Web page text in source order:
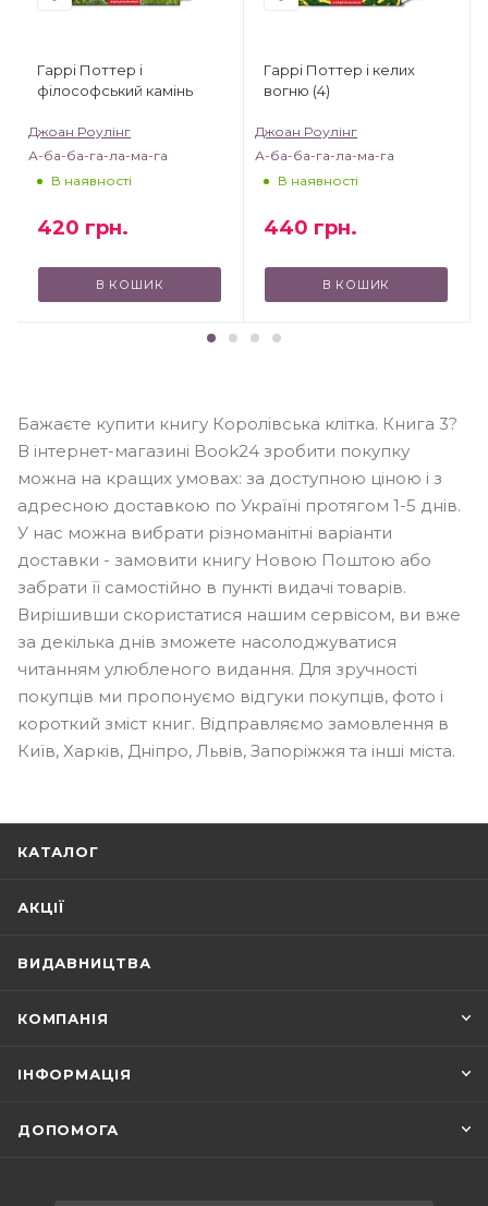
Гаррі Поттер і
філософський камінь
Джоан Роулінг
А-ба-ба-га-ла-ма-га
В наявності
420 грн.
В КОШИК
Гаррі Поттер і келих
вогню (4)
Джоан Роулінг
А-ба-ба-га-ла-ма-га
В наявності
440 грн.
В КОШИК
Бажаєте купити книгу Королівська клітка. Книга 3?
В інтернет-магазині Book24 зробити покупку
можна на кращих умовах: за доступною ціною і з
адресною доставкою по Україні протягом 1-5 днів.
У нас можна вибрати різноманітні варіанти
доставки - замовити книгу Новою Поштою або
забрати її самостійно в пункті видачі товарів.
Вирішивши скористатися нашим сервісом, ви вже
за декілька днів зможете насолоджуватися
читанням улюбленого видання. Для зручності
покупців ми пропонуємо відгуки покупців, фото і
короткий зміст книг. Відправляємо замовлення в
Київ, Харків, Дніпро, Львів, Запоріжжя та інші міста.
КАТАЛОГ
АКЦІЇ
ВИДАВНИЦТВА
КОМПАНІЯ
ІНФОРМАЦІЯ
ДОПОМОГА